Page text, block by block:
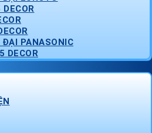
PANASONIC
DECOR